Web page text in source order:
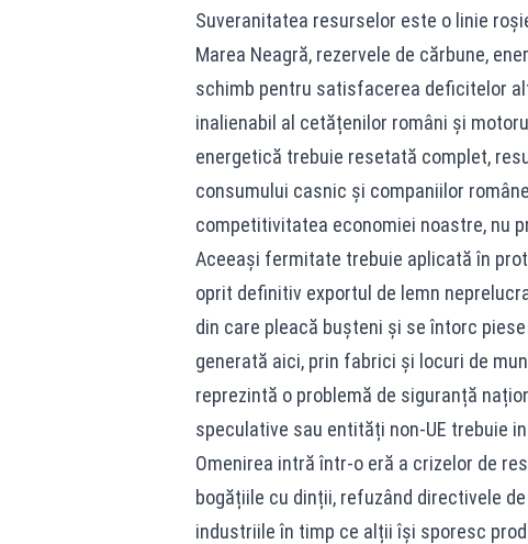
Suveranitatea resurselor este o linie
Marea Neagră, rezervele de cărbune,
schimb pentru satisfacerea deficitelor
inalienabil al cetățenilor români și
energetică trebuie resetată complet,
consumului casnic și companiilor
competitivitatea economiei noastre, nu
Aceeași fermitate trebuie aplicată în
oprit definitiv exportul de lemn
din care pleacă bușteni și se întorc
generată aici, prin fabrici și locuri de
reprezintă o problemă de siguranță
speculative sau entități non-UE trebuie
Omenirea intră într-o eră a crizelor de
bogățiile cu dinții, refuzând directivele
industriile în timp ce alții își sporesc